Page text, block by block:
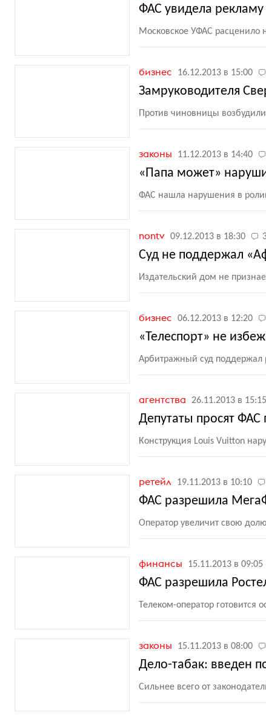
ФАС увидела рекламу
Московское УФАС расценило
бизнес 16.12.2013 в 15:00
Замруководителя
Против чиновницы
законы 11.12.2013 в 14:40
«Папа может»
ФАС нашла нарушения в
nontv 09.12.2013 в 18:30
Суд не поддержал
Издательский дом не
бизнес 06.12.2013 в 12:20
«Телеспорт» не
Арбитражный суд поддержал
агентства 26.11.2013 в 15:15
Депутаты просят ФАС
Конструкция Louis Vuitton
ретейл 19.11.2013 в 10:10
ФАС разрешила
Оператор увеличит свою
финансы 15.11.2013 в 09:05
ФАС разрешила
Телеком-оператор готовится
законы 15.11.2013 в 08:00
Дело-табак: введен
Сильнее всего от